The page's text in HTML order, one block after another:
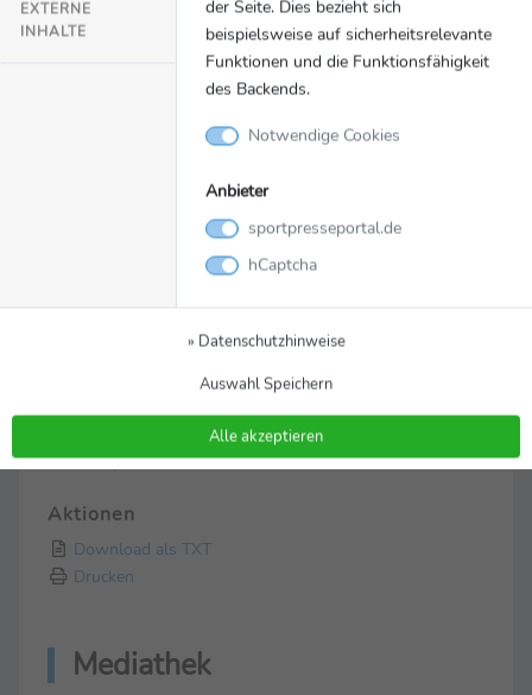
DE-80686 München
+49 89 7676 6965
oliver.runschke@adac.de
» Motorsport
Aktionen
Download als TXT
Drucken
Mediathek
EXTERNE
INHALTE
der Seite. Dies bezieht sich
beispielsweise auf sicherheitsrelevante
Funktionen und die Funktionsfähigkeit
des Backends.
Notwendige Cookies
Anbieter
sportpresseportal.de
hCaptcha
» Datenschutzhinweise
Auswahl Speichern
Alle akzeptieren